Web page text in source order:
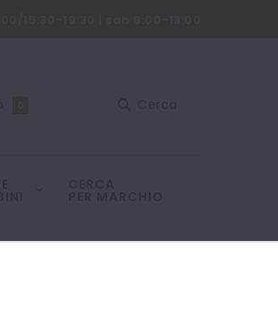
15:30-19:30 | sab 9:00-13:00